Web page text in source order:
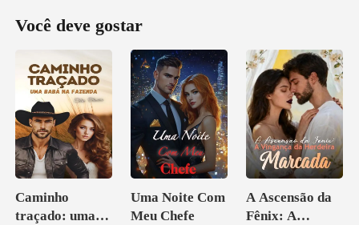
Você deve gostar
Caminho
traçado: uma
Uma Noite Com
Meu Chefe
A Ascensão da
Fênix: A